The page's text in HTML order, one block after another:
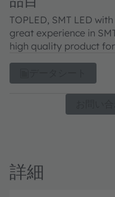
TOPLED, SMT LED
great experience in
high quality product
詳細